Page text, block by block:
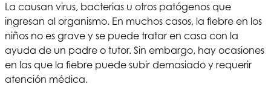
La causan virus, bacterias u otros patógenos que
ingresan al organismo. En muchos casos, la fiebre en los
niños no es grave y se puede tratar en casa con la
ayuda de un padre o tutor. Sin embargo, hay ocasiones
en las que la fiebre puede subir demasiado y requerir
atención médica.